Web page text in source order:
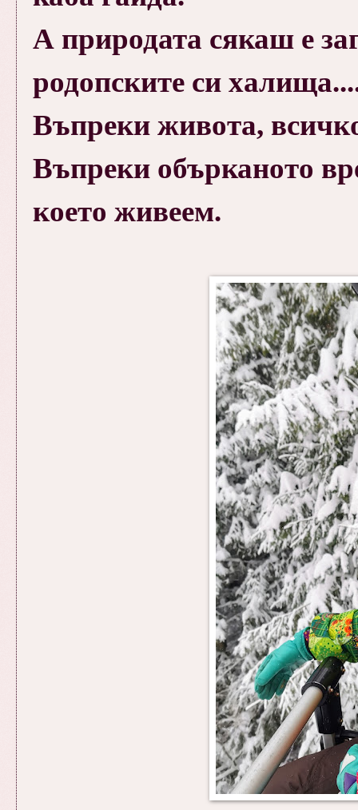
А природата сякаш е
родопските си
Въпреки живота,
Въпреки обърканото
което живеем.